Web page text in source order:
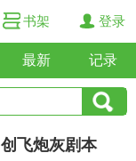
书架 登录
最新 记录
飞炮灰剧本